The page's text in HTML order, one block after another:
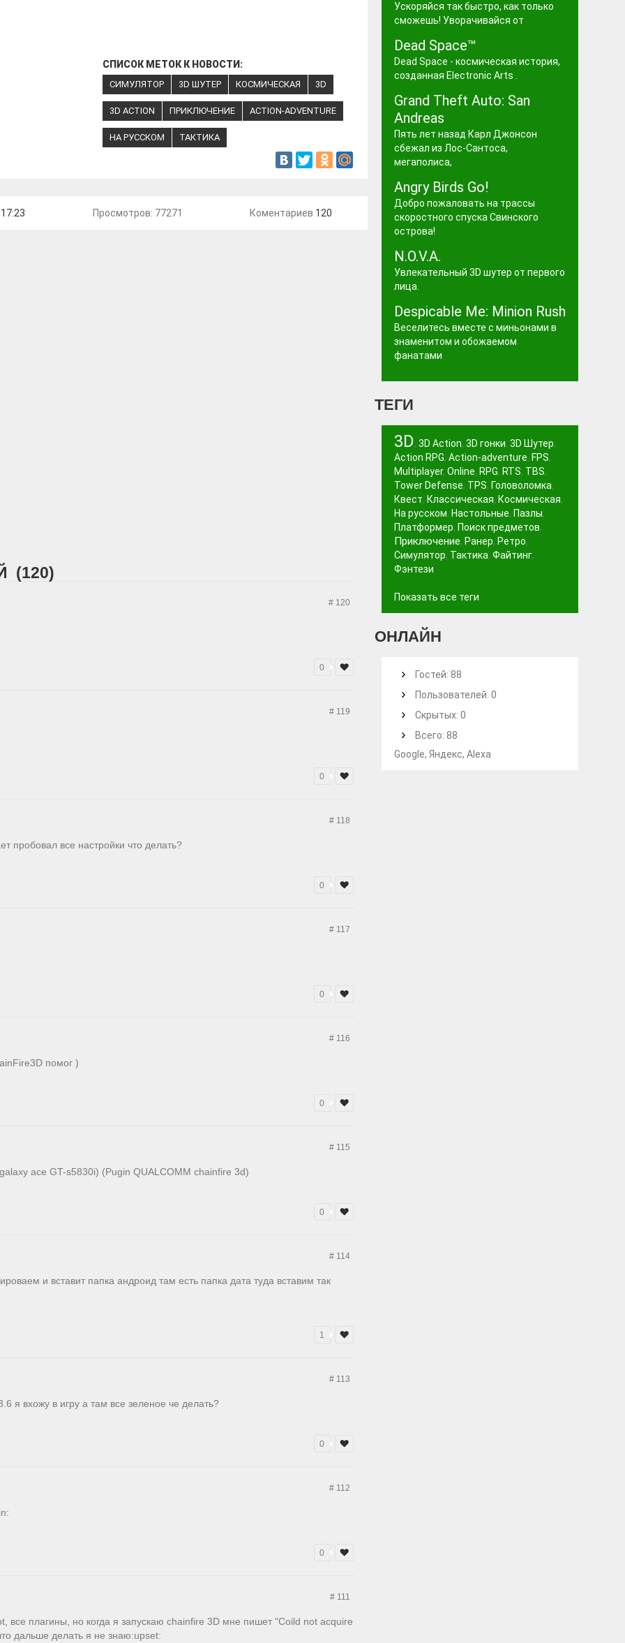
СПИСОК МЕТОК К НОВОСТИ:
СИМУЛЯТОР 3D ШУТЕР КОСМИЧЕСКАЯ 3D
3D ACTION ПРИКЛЮЧЕНИЕ ACTION-ADVENTURE
НА РУССКОМ ТАКТИКА
Просмотров: 77271 Коментариев 120
(120)
# 120
0
# 119
0
# 118
пробовал все настройки что делать?
0
# 117
0
# 116
помог )
0
# 115
ace GT-s5830i) (Pugin QUALCOMM chainfire 3d)
0
# 114
и вставит папка андроид там есть папка дата туда вставим так
1
# 113
я вхожу в игру а там все зеленое че делать?
0
# 112
0
# 111
все плагины, но когда я запускаю chainfire 3D мне пишет "Coild not acquire
дальше делать я не знаю:upset:
Ускоряйся так быстро, как только
сможешь! Уворачивайся от
Dead Space™
Dead Space - космическая история,
созданная Electronic Arts .
Grand Theft Auto: San
Andreas
Пять лет назад Карл Джонсон
сбежал из Лос-Сантоса,
мегаполиса,
Angry Birds Go!
Добро пожаловать на трассы
скоростного спуска Свинского
острова!
N.O.V.A.
Увлекательный 3D шутер от первого
лица.
Despicable Me: Minion Rush
Веселитесь вместе с миньонами в
знаменитом и обожаемом
фанатами
ТЕГИ
3D, 3D Action, 3D гонки, 3D Шутер,
Action RPG, Action-adventure, FPS,
Multiplayer, Online, RPG, RTS, TBS,
Tower Defense, TPS, Головоломка,
Квест, Классическая, Космическая,
На русском, Настольные, Пазлы,
Платформер, Поиск предметов,
Приключение, Ранер, Ретро,
Симулятор, Тактика, Файтинг,
Фэнтези
Показать все теги
ОНЛАЙН
Гостей: 88
Пользователей: 0
Скрытых: 0
Всего: 88
Google, Яндекс, Alexa